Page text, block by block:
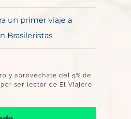
un primer viaje a
Brasileristas
y aprovéchate del 5% de
ser lector de El Viajero